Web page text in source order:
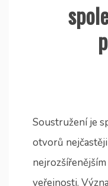
Soustružení je
otvorů
veřejnosti.